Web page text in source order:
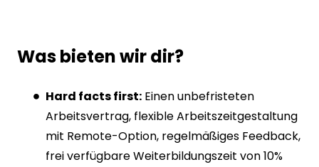
Was bieten wir dir?
Hard facts first: Einen unbefristeten
Arbeitsvertrag, flexible Arbeitszeitgestaltung
mit Remote-Option, regelmäßiges Feedback,
frei verfügbare Weiterbildungszeit von 10%